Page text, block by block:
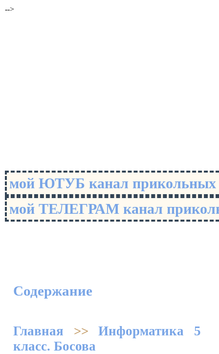
-->
мой ЮТУБ канал
мой ТЕЛЕГРАМ канал
Содержание
Главная >>Информатика 5
класс. Босова